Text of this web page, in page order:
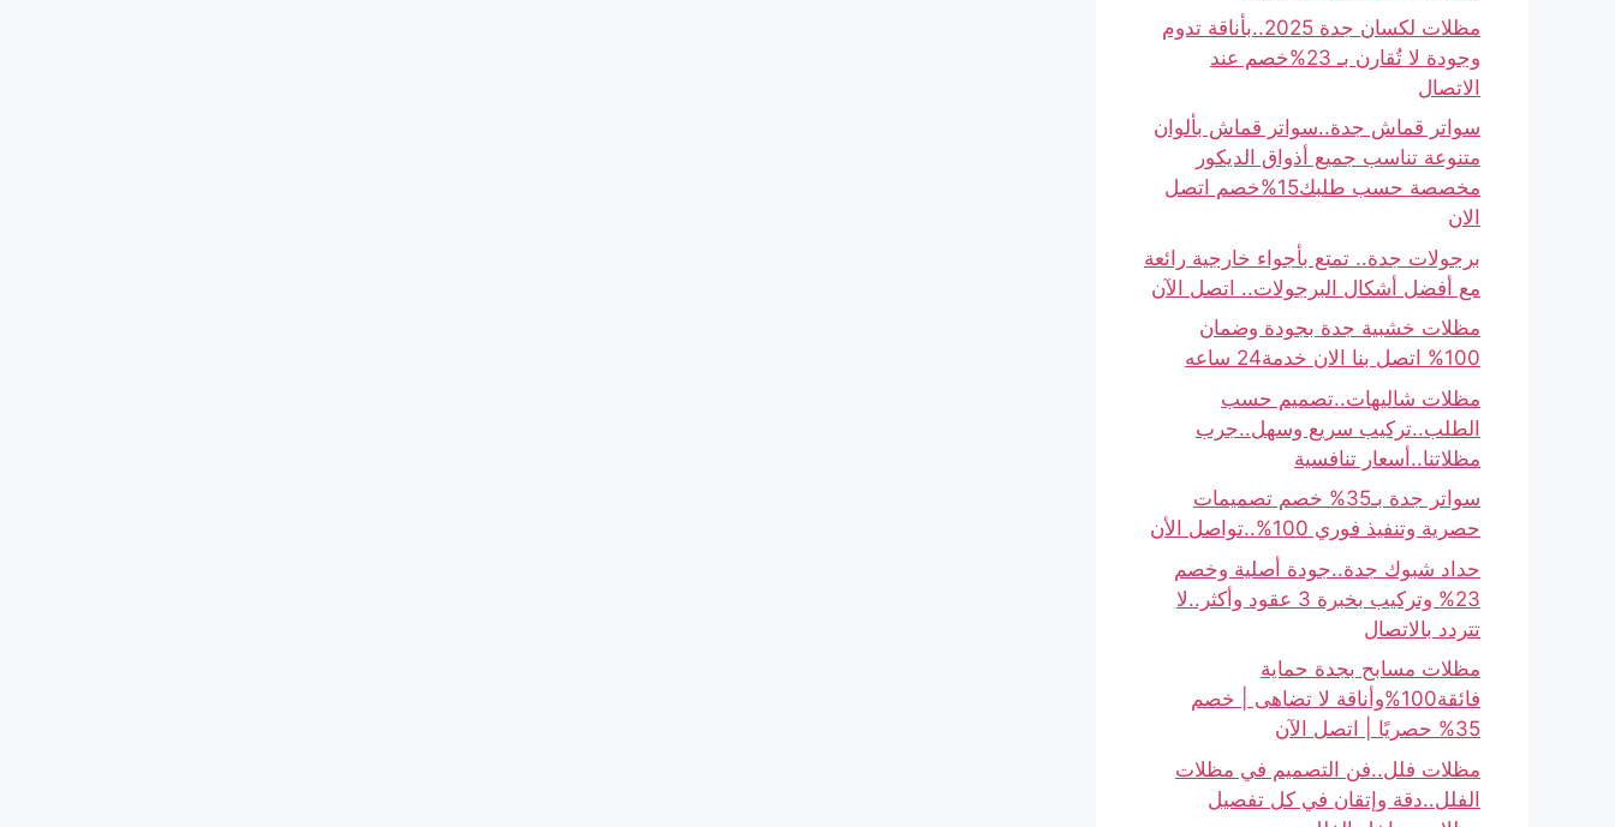
مظلات لكسان جدة 2025..بأناقة تدوم
وجودة لا تُقارن بـ 23%خصم عند
الاتصال
سواتر قماش جدة..سواتر قماش بألوان
متنوعة تناسب جميع أذواق الديكور
مخصصة حسب طلبك15%خصم اتصل
الان
برجولات جدة.. تمتع بأجواء خارجية رائعة
مع أفضل أشكال البرجولات.. اتصل الآن
مظلات خشبية جدة بجودة وضمان
100% اتصل بنا الان خدمة24 ساعه
مظلات شاليهات..تصميم حسب
الطلب..تركيب سريع وسهل..جرب
مظلاتنا..أسعار تنافسية
سواتر جدة بـ35% خصم تصميمات
حصرية وتنفيذ فوري 100%..تواصل الأن
حداد شبوك جدة..جودة أصلية وخصم
23% وتركيب بخبرة 3 عقود وأكثر..لا
تتردد بالاتصال
مظلات مسابح بجدة حماية
فائقة100%وأناقة لا تضاهى | خصم
35% حصريًا | اتصل الآن
مظلات فلل..فن التصميم في مظلات
الفلل..دقة وإتقان في كل تفصيل